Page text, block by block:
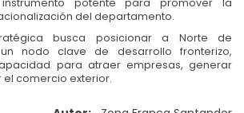
potente para promover la
del departamento.
busca posicionar a Norte de
nodo clave de desarrollo fronterizo,
para atraer empresas, generar
comercio exterior.